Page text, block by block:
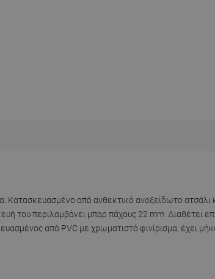
Κατασκευασμένο από ανθεκτικό ανοξείδωτο ατσάλι
του περιλαμβάνει μπαρ πάχους 22 mm. Διαθέτει
από PVC με χρωματιστό φινίρισμα, έχει